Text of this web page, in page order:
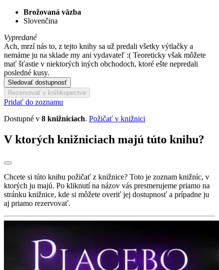
Brožovaná väzba
Slovenčina
Vypredané
Ach, mrzí nás to, z tejto knihy sa už predali všetky výtlačky a
nemáme ju na sklade my ani vydavateľ :( Teoreticky však môžete
mať šťastie v niektorých iných obchodoch, ktoré ešte nepredali
posledné kusy.
Sledovať dostupnosť
Rezervovať v kníhkupectve
Pridať do zoznamu
Dostupné v 8 knižniciach. Požičať v knižnici
V ktorých knižniciach majú túto knihu?
Chcete si túto knihu požičať z knižnice? Toto je zoznam knižníc, v
ktorých ju majú. Po kliknutí na názov vás presmerujeme priamo na
stránku knižnice, kde si môžete overiť jej dostupnosť a prípadne ju
aj priamo rezervovať.